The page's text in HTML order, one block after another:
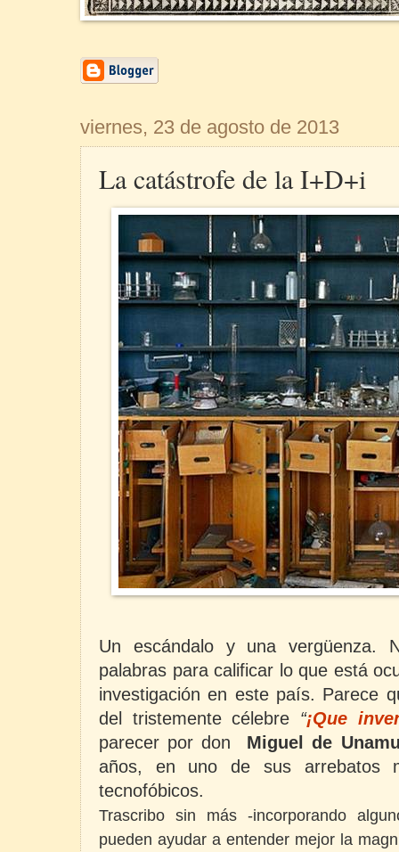
viernes, 23 de agosto de 2013
La catástrofe de la I+D+i
Un escándalo y una vergüenza.
palabras para calificar lo que está
investigación en este país. Parece
del tristemente célebre “¡Que
parecer por don
Miguel de
años, en uno de sus arrebatos
tecnofóbicos.
Trascribo sin más -incorporando
pueden ayudar a entender mejor la